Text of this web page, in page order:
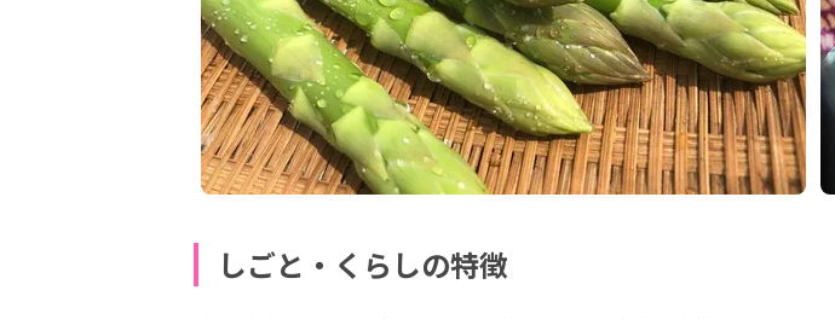
しごと・くらしの特徴